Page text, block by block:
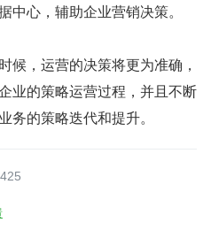
中心，辅助企业营销决策。
候，运营的决策将更为准确，
业的策略运营过程，并且不断
务的策略迭代和提升。